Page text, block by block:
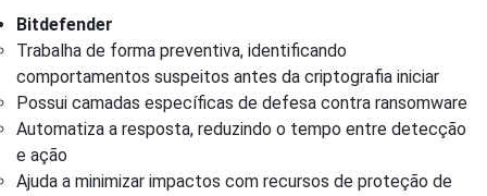
Bitdefender
Trabalha de forma preventiva, identificando
comportamentos suspeitos antes da criptografia iniciar
Possui camadas específicas de defesa contra ransomware
Automatiza a resposta, reduzindo o tempo entre detecção
e ação
Ajuda a minimizar impactos com recursos de proteção de